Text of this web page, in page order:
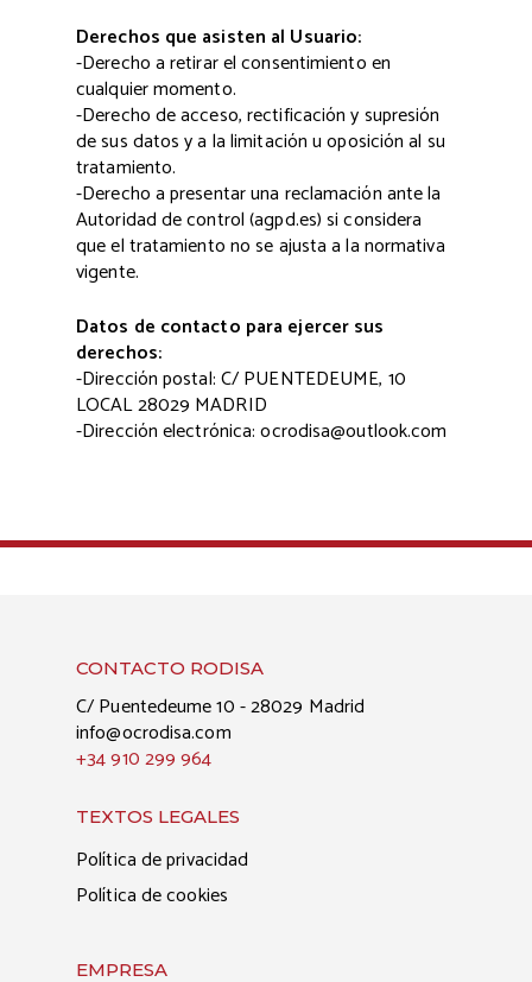
Derechos que asisten al Usuario:
-Derecho a retirar el consentimiento en
cualquier momento.
-Derecho de acceso, rectificación y supresión
de sus datos y a la limitación u oposición al su
tratamiento.
-Derecho a presentar una reclamación ante la
Autoridad de control (agpd.es) si considera
que el tratamiento no se ajusta a la normativa
vigente.
Datos de contacto para ejercer sus
derechos:
-Dirección postal: C/ PUENTEDEUME, 10
LOCAL 28029 MADRID
-Dirección electrónica: ocrodisa@outlook.com
CONTACTO RODISA
C/ Puentedeume 10 - 28029 Madrid
info@ocrodisa.com
+34 910 299 964
TEXTOS LEGALES
Política de privacidad
Política de cookies
EMPRESA